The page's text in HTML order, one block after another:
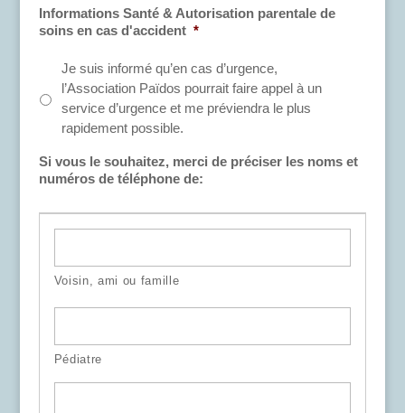
Informations Santé & Autorisation parentale de
soins en cas d'accident *
Je suis informé qu’en cas d’urgence,
l’Association Païdos pourrait faire appel à un
service d’urgence et me préviendra le plus
rapidement possible.
Si vous le souhaitez, merci de préciser les noms et
numéros de téléphone de: